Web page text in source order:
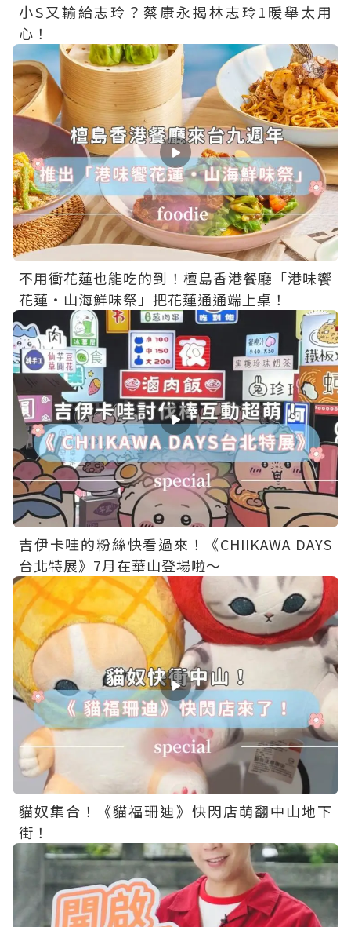
小S又輸給志玲？蔡康永揭林志玲1暖舉太用
心！
不用衝花蓮也能吃的到！檀島香港餐廳「港味饗
花蓮・山海鮮味祭」把花蓮通通端上桌！
吉伊卡哇的粉絲快看過來！《CHIIKAWA DAYS
台北特展》7月在華山登場啦～
貓奴集合！《貓福珊迪》快閃店萌翻中山地下
街！